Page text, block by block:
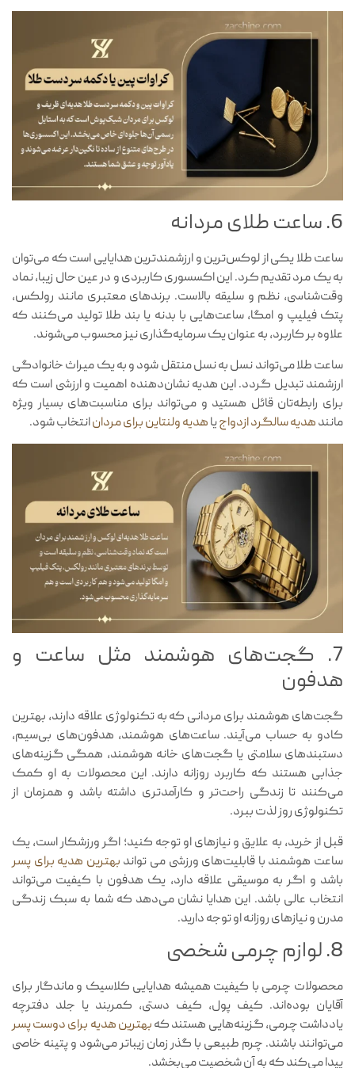
6. ساعت طلای مردانه
ساعت طلا یکی از لوکس‌ترین و ارزشمندترین هدایایی است که می‌توان
به یک مرد تقدیم کرد. این اکسسوری کاربردی و در عین حال زیبا، نماد
وقت‌شناسی، نظم و سلیقه بالاست. برندهای معتبری مانند رولکس،
پتک فیلیپ و امگا، ساعت‌هایی با بدنه یا بند طلا تولید می‌کنند که
علاوه بر کاربرد، به عنوان یک سرمایه‌گذاری نیز محسوب می‌شوند.
ساعت طلا می‌تواند نسل به نسل منتقل شود و به یک میراث خانوادگی
ارزشمند تبدیل گردد. این هدیه نشان‌دهنده اهمیت و ارزشی است که
برای رابطه‌تان قائل هستید و می‌تواند برای مناسبت‌های بسیار ویژه
مانندهدیه سالگرد ازدواجیاهدیه ولنتاین برای مردانانتخاب شود.
7. گجت‌های هوشمند مثل ساعت و
هدفون
گجت‌های هوشمند برای مردانی که به تکنولوژی علاقه دارند، بهترین
کادو به حساب می‌آیند. ساعت‌های هوشمند، هدفون‌های بی‌سیم،
دستبندهای سلامتی یا گجت‌های خانه هوشمند، همگی گزینه‌های
جذابی هستند که کاربرد روزانه دارند. این محصولات به او کمک
می‌کنند تا زندگی راحت‌تر و کارآمدتری داشته باشد و همزمان از
تکنولوژی روز لذت ببرد.
قبل از خرید، به علایق و نیازهای او توجه کنید؛ اگر ورزشکار است، یک
ساعت هوشمند با قابلیت‌های ورزشی می تواند بهترین هدیه برای پسر
باشد و اگر به موسیقی علاقه دارد، یک هدفون با کیفیت می‌تواند
انتخاب عالی باشد. این هدایا نشان می‌دهد که شما به سبک زندگی
مدرن و نیازهای روزانه او توجه دارید.
8. لوازم چرمی شخصی
محصولات چرمی با کیفیت همیشه هدایایی کلاسیک و ماندگار برای
آقایان بوده‌اند. کیف پول، کیف دستی، کمربند یا جلد دفترچه
یادداشت چرمی، گزینه‌هایی هستند کهبهترین هدیه برای دوست پسر
می‌توانند باشند. چرم طبیعی با گذر زمان زیباتر می‌شود و پتینه خاصی
پیدا می‌کند که به آن شخصیت می‌بخشد.